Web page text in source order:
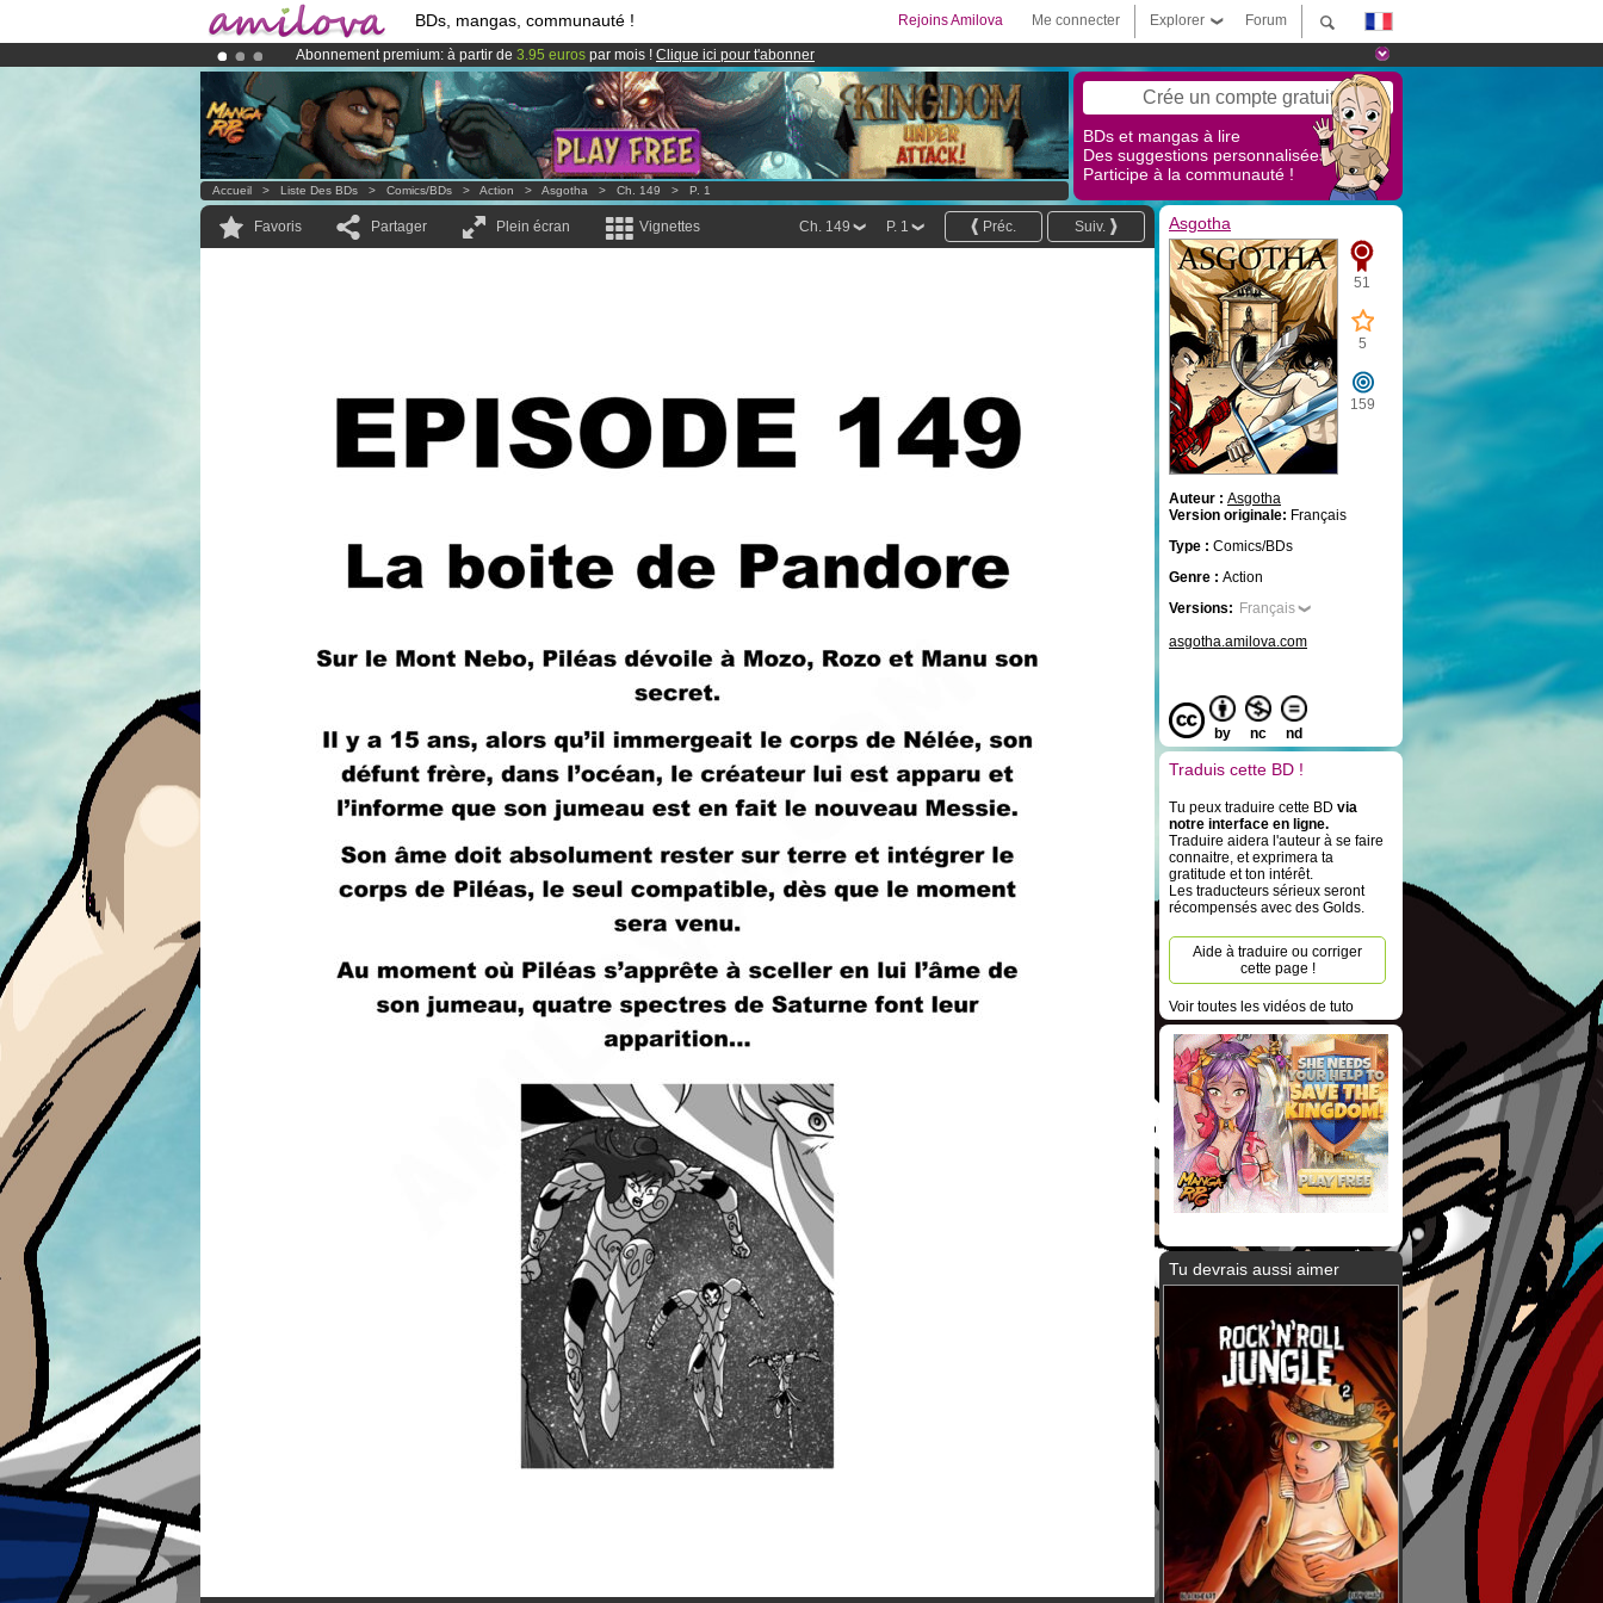
BDs, mangas, communauté ! Forum
Explorer
Me connecter
Rejoins Amilova
Abonnement premium: à partir de 3.95 euros par mois ! Clique ici pour t'abonner
Déjà 100000membreset 1000BDs & Mangas!
LeKickstarter Amilova est désormais lancé Crée un compte gratuit
BDs et mangas à lire
Des suggestions personnalisées !
Participe à la communauté !
Accueil > Liste Des BDs > Comics/BDs > Action > Asgotha > Ch. 149 > P. 1
Favoris Partager Plein écran Vignettes Suiv.
Préc.
P. 1
Ch. 149 Asgotha
51
5
159
Auteur : Asgotha
Version originale: Français
Type : Comics/BDs
Genre : Action
Versions: Français
asgotha.amilova.com
by nc nd
Traduis cette BD !
Tu peux traduire cette BD via
notre interface en ligne.
Traduire aidera l'auteur à se faire
connaitre, et exprimera ta
gratitude et ton intérêt.
Les traducteurs sérieux seront
récompensés avec des Golds.
Aide à traduire ou corriger
cette page !
Voir toutes les vidéos de tuto
Tu devrais aussi aimer